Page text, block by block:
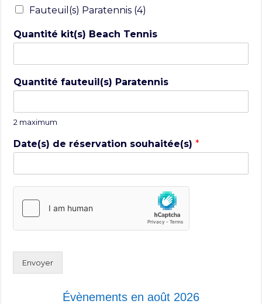
Fauteuil(s) Paratennis (4)
Quantité kit(s) Beach Tennis
Quantité fauteuil(s) Paratennis
2 maximum
Date(s) de réservation souhaitée(s)*
Envoyer
Évènements en août 2026